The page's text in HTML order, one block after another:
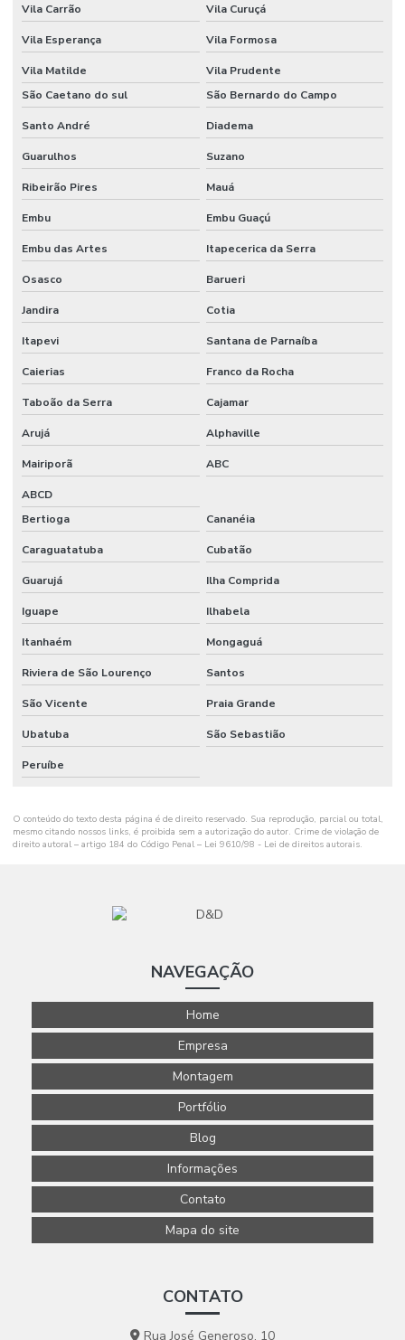
Stand básico
Stand para eventos
Stand modular
Stand personalizado para evento
Stand personalizado para feira
Stands para eventos em sp
Stands para feiras
Stands feiras e congressos
Stands feiras e congressos
Stands em sp
Stands em sp
Vila Carrão Vila Curuçá
Vila Esperança Vila Formosa
Vila Matilde
Vila Prudente
São Caetano do sul
São Bernardo do Campo
Santo André Diadema
Guarulhos Suzano
Ribeirão Pires Mauá
Embu Embu Guaçú
Embu das Artes Itapecerica da Serra
Osasco Barueri
Jandira Cotia
Itapevi Santana de Parnaíba
Caierias Franco da Rocha
Taboão da Serra Cajamar
Arujá Alphaville
Mairiporã ABC
ABCD
Bertioga
Cananéia
Caraguatatuba Cubatão
Guarujá Ilha Comprida
Iguape Ilhabela
Itanhaém Mongaguá
Riviera de São Lourenço Santos
São Vicente Praia Grande
Ubatuba São Sebastião
Peruíbe
O conteúdo do texto desta página é de direito reservado. Sua reprodução, parcial ou total,
mesmo citando nossos links, é proibida sem a autorização do autor. Crime de violação de
direito autoral – artigo 184 do Código Penal – Lei 9610/98 - Lei de direitos autorais.
NAVEGAÇÃO
Home
Empresa
Montagem
Portfólio
Blog
Informações
Contato
Mapa do site
CONTATO
Rua José Generoso, 10